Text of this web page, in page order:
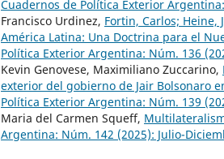
Cuadernos de Política Exterior
Francisco Urdinez, Fortin, Carlos; Heine,
América Latina: Una Doctrina para el
Política Exterior Argentina: Núm. 136
Kevin Genovese, Maximiliano Zuccarino,
exterior del gobierno de Jair Bolsonaro
Política Exterior Argentina: Núm. 139
Maria del Carmen Squeff,
Argentina: Núm. 142 (2025): Julio-